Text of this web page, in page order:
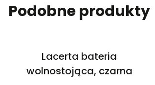
Podobne produkty
Lacerta bateria
wolnostojąca, czarna